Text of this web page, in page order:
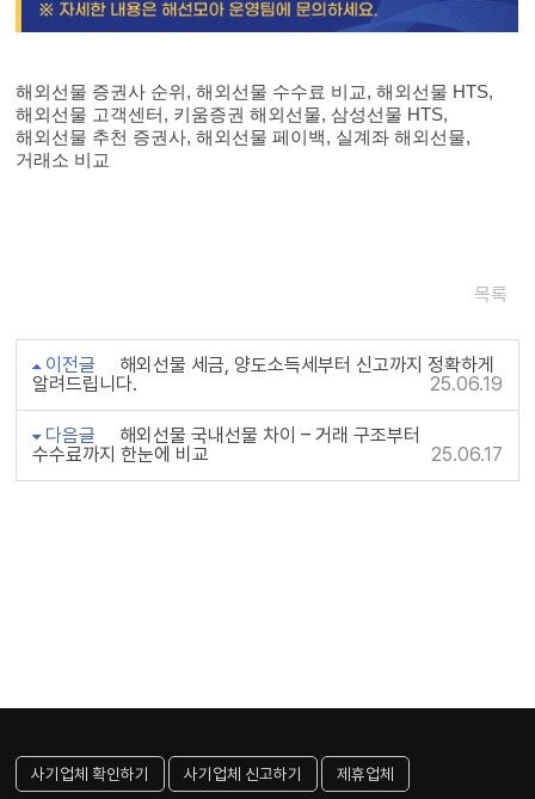
해외선물 증권사 순위, 해외선물 수수료 비교, 해외선물 HTS,
해외선물 고객센터, 키움증권 해외선물, 삼성선물 HTS,
해외선물 추천 증권사, 해외선물 페이백, 실계좌 해외선물,
거래소 비교
목록
이전글
해외선물 세금, 양도소득세부터 신고까지 정확하게
알려드립니다.
25.06.19
다음글
해외선물 국내선물 차이 – 거래 구조부터
수수료까지 한눈에 비교
25.06.17
사기업체 확인하기 사기업체 신고하기 제휴업체